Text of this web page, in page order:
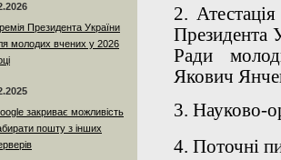
Президента України
молодих вчених у 2026
закриває можливість
пошту з інших
2.
Президента
Ради
Якович
3. Науково-
4. Поточні